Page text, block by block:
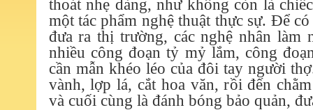
thoát nhẹ dàng, như không còn là
một tác phẩm nghệ thuật thực sự. Để
đưa ra thị trường, các nghệ nhân làm
nhiều công đoạn tỷ mỷ lắm, công
cần mẫn khéo léo của đôi tay người
vành, lợp lá, cắt hoa văn, rồi đến
và cuối cùng là đánh bóng bảo quản,